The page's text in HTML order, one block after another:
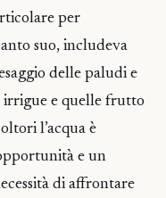
per
suo, includeva
delle paludi e
irrigue e quelle frutto
l’acqua è
e un
di affrontare